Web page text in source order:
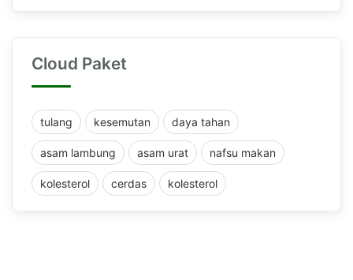
Cloud Paket
tulang kesemutan daya tahan
asam lambung asam urat nafsu makan
kolesterol cerdas kolesterol